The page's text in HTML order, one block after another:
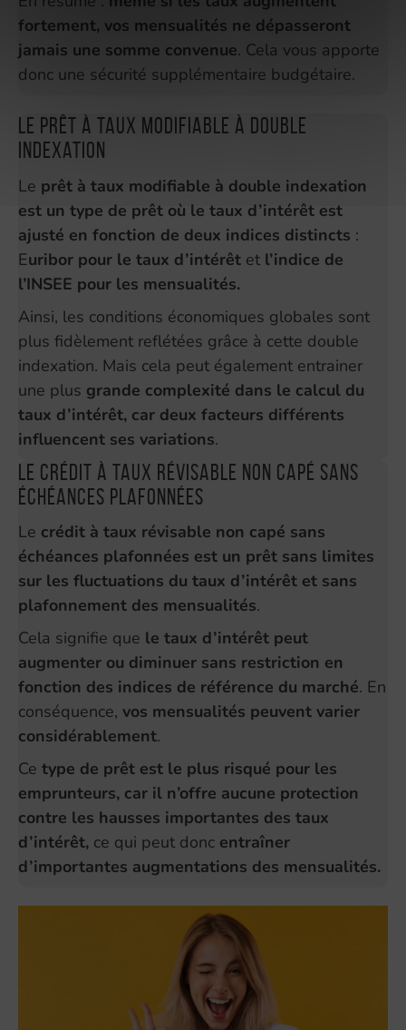
fortement, vos mensualités ne dépasseront
jamais une somme convenue. Cela vous apporte
donc une sécurité supplémentaire budgétaire.
Le prêt à taux modifiable à double
indexation
Le prêt à taux modifiable à double indexation
est un type de prêt où le taux d’intérêt est
ajusté en fonction de deux indices distincts :
Euribor pour le taux d’intérêt et l’indice de
l’INSEE pour les mensualités.
Ainsi, les conditions économiques globales sont
plus fidèlement reflétées grâce à cette double
indexation. Mais cela peut également entrainer
une plus grande complexité dans le calcul du
taux d’intérêt, car deux facteurs différents
influencent ses variations.
Le crédit à taux révisable non capé sans
échéances plafonnées
Le crédit à taux révisable non capé sans
échéances plafonnées est un prêt sans limites
sur les fluctuations du taux d’intérêt et sans
plafonnement des mensualités.
Cela signifie que le taux d’intérêt peut
augmenter ou diminuer sans restriction en
fonction des indices de référence du marché. En
conséquence, vos mensualités peuvent varier
considérablement.
Ce type de prêt est le plus risqué pour les
emprunteurs, car il n’offre aucune protection
contre les hausses importantes des taux
d’intérêt, ce qui peut donc entraîner
d’importantes augmentations des mensualités.